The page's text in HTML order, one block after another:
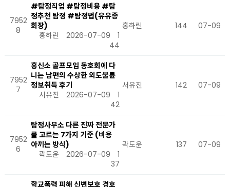
7952
8
#탐정직업 #탐정비용 #탐
정추천 탐정 #탐정법(유유종
회장)
홍하린
2026-07-09
1
44
홍하린 144 07-09
7952
7
흥신소 골프모임 동호회에 다
니는 남편의 수상한 외도불륜
정보취득 후기
서유진
2026-07-09
1
42
서유진 142 07-09
7952
6
탐정사무소 다른 진짜 전문가
를 고르는 7가지 기준 (비용
아끼는 방식)
곽도윤
2026-07-09
1
37
곽도윤 137 07-09
학교폭력 피해 신변보호 경호